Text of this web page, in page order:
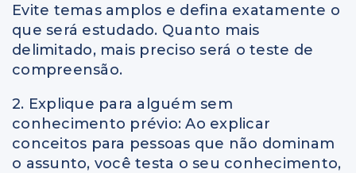
Evite temas amplos e defina exatamente o
que será estudado. Quanto mais
delimitado, mais preciso será o teste de
compreensão.
2. Explique para alguém sem
conhecimento prévio: Ao explicar
conceitos para pessoas que não dominam
o assunto, você testa o seu conhecimento,